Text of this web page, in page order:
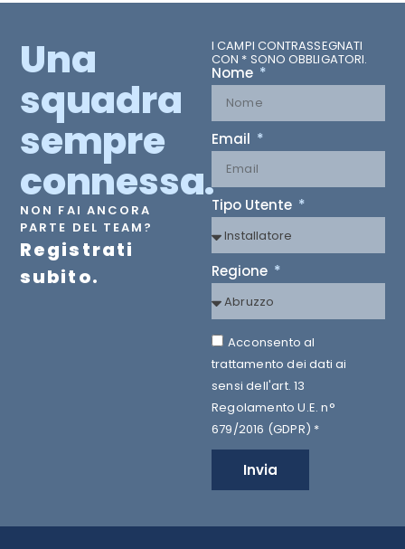
Una
squadra
sempre
connessa.
NON FAI ANCORA
PARTE DEL TEAM?
Registrati
subito.
I CAMPI CONTRASSEGNATI
CON * SONO OBBLIGATORI.
Nome
Email
Tipo Utente
Regione
Acconsento al
trattamento dei dati ai
sensi dell'art. 13
Regolamento U.E. n°
679/2016 (GDPR) *
Invia